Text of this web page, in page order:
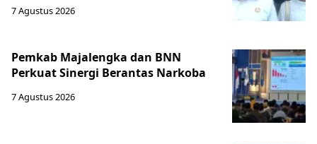
7 Agustus 2026
Pemkab Majalengka dan BNN
Perkuat Sinergi Berantas Narkoba
7 Agustus 2026